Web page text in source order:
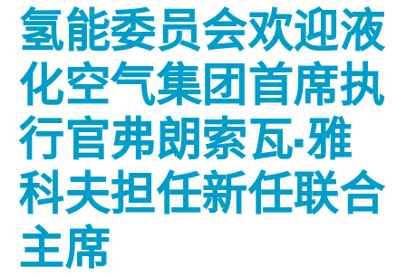
氢能委员会欢迎液
化空气集团首席执
行官弗朗索瓦·雅
科夫担任新任联合
主席